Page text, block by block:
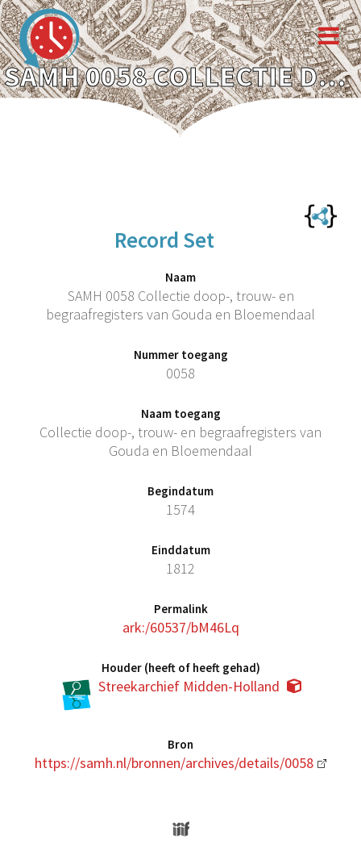
SAMH 0058 COLLECTIE DOOP-, TROUW- EN BEGRAAFREGISTERS VAN GOUDA EN BLOEMENDAAL
Record Set
Naam
SAMH 0058 Collectie doop-, trouw- en
begraafregisters van Gouda en Bloemendaal
Nummer toegang
0058
Naam toegang
Collectie doop-, trouw- en begraafregisters van
Gouda en Bloemendaal
Begindatum
1574
Einddatum
1812
Permalink
ark:/60537/bM46Lq
Houder (heeft of heeft gehad)
Streekarchief Midden-Holland
Bron
https://samh.nl/bronnen/archives/details/0058